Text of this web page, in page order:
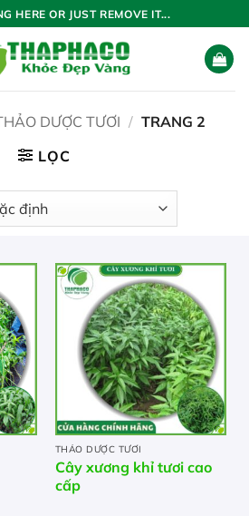
HERE OR JUST REMOVE IT...
DƯỢC TƯƠI / TRANG 2
LỌC
THẢO DƯỢC TƯƠI
Cây xương khỉ tươi cao
cấp